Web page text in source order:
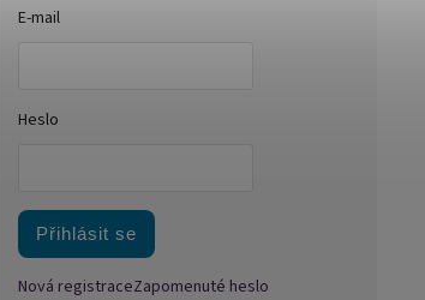
E-mail
Heslo
Přihlásit se
Nová registraceZapomenuté heslo